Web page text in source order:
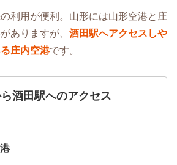
利用が便利。山形には山形空港と庄
ありますが、 酒田駅へアクセスしや
庄内空港です。
酒田駅へのアクセス